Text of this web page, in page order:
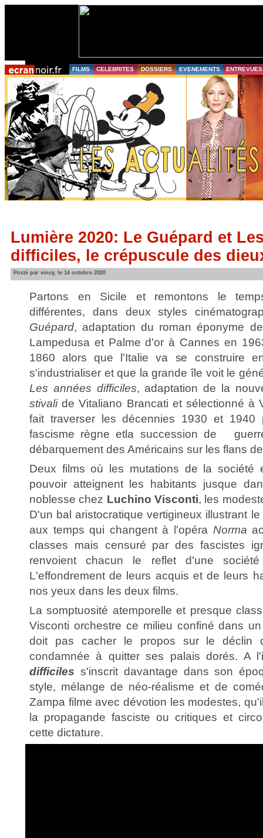
FILMS CELEBRITES DOSSIERS EVENEMENTS ENTREVUES
Lumière 2020: Le Guépard et
difficiles, le crépuscule des
Posté par vincy, le 14 octobre 2020
Partons en Sicile et remontons le
différentes, dans deux styles
Guépard, adaptation du roman éponyme
Lampedusa et Palme d'or à Cannes en
1860 alors que l'Italie va se construire
s'industrialiser et que la grande île voit le
Les années difficiles, adaptation de la
stivalide Vitaliano Brancati et sélectionné à
fait traverser les décennies 1930 et 1940
fascisme règne etla succession de
débarquement des Américains sur les flans
Deux films où les mutations de la société
pouvoir atteignent les habitants jusque
noblesse chez Luchino Visconti, les
D'un bal aristocratique vertigineux illustrant
aux temps qui changent à l'opéra Norma
classes mais censuré par des fascistes
renvoient chacun le reflet d'une
L'effondrement de leurs acquis et de leurs
nos yeux dans les deux films.
La somptuosité atemporelle et presque
Visconti orchestre ce milieu confiné dans
doit pas cacher le propos sur le déclin
condamnée à quitter ses palais dorés. A
difficiles s'inscrit davantage dans son
style, mélange de néo-réalisme et de
Zampa filme avec dévotion les modestes,
la propagande fasciste ou critiques et
cette dictature.